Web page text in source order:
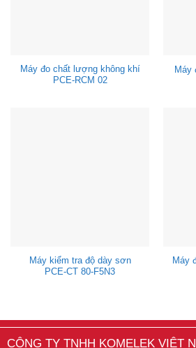
Máy đo chất lượng không khí
PCE-RCM 02
Máy
Máy kiểm tra độ dày sơn
PCE-CT 80-F5N3
Máy
CÔNG TY TNHH KOMELEK VIỆT